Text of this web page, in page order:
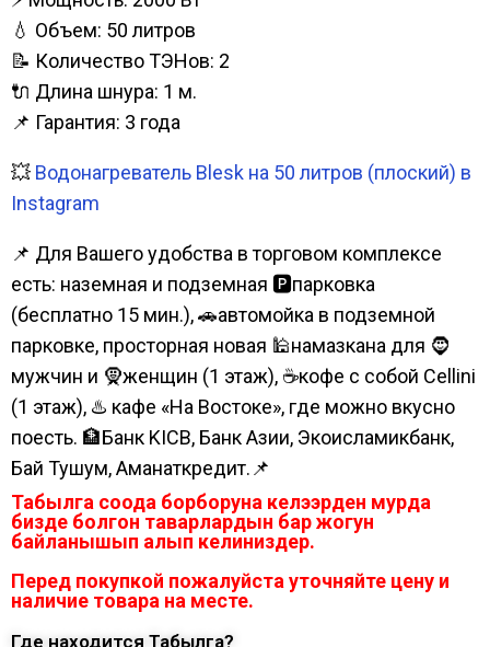
💧 Объем: 50 литров
📝 Количество ТЭНов: 2
🔌 Длина шнура: 1 м.
📌 Гарантия: 3 года
💥 Водонагреватель Blesk на 50 литров (плоский) в
Instagram
📌 Для Вашего удобства в торговом комплексе
есть: наземная и подземная 🅿парковка
(бесплатно 15 мин.), 🚗автомойка в подземной
парковке, просторная новая 🕌намазкана для 🧔
мужчин и 🧕женщин (1 этаж), ☕кофе с собой Cellini
(1 этаж), ♨️ кафе «На Востоке», где можно вкусно
поесть. 🏦Банк KICB, Банк Азии, Экоисламикбанк,
Бай Тушум, Аманаткредит.📌
Табылга соода борборуна келээрден мурда
бизде болгон таварлардын бар жогун
байланышып алып келиниздер.
Перед покупкой пожалуйста уточняйте цену и
наличие товара на месте.
Где находится Табылга?